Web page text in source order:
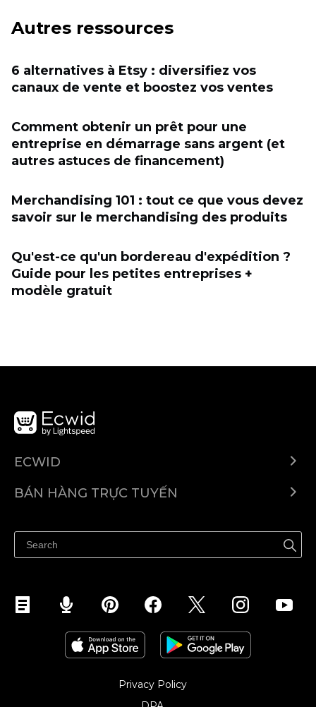
Autres ressources
6 alternatives à Etsy : diversifiez vos
canaux de vente et boostez vos ventes
Comment obtenir un prêt pour une
entreprise en démarrage sans argent (et
autres astuces de financement)
Merchandising 101 : tout ce que vous devez
savoir sur le merchandising des produits
Qu'est-ce qu'un bordereau d'expédition ?
Guide pour les petites entreprises +
modèle gratuit
ECWID
Trung tâm trợ giúp
BÁN HÀNG TRỰC TUYẾN
Quảng bá ở bất cứ đâu
Kiểm soát mọi thứ
Privacy Policy